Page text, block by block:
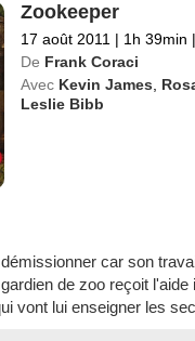
Zookeeper
17 août 2011 | 1h 39min |
De Frank Coraci
Avec Kevin James
Leslie Bibb
car son
de zoo reçoit l'aide
vont lui enseigner les